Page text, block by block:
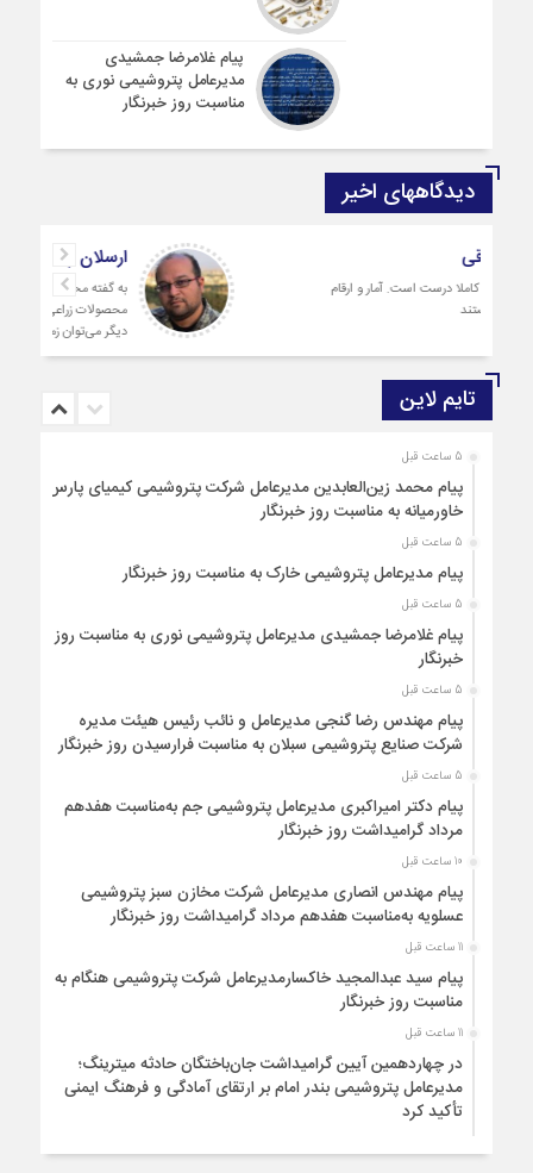
پیام غلامرضا جمشیدی
مدیرعامل پتروشیمی نوری به
مناسبت روز خبرنگار
دیدگاههای اخیر
بله دیدگاه شما کاملا درست است. آمار و ارقام
تایم لاین
5 ساعت قبل
پیام محمد زین‌العابدین مدیرعامل شرکت پتروشیمی کیمیای پارس
خاورمیانه به مناسبت روز خبرنگار
5 ساعت قبل
پیام مدیرعامل پتروشیمی خارک به مناسبت روز خبرنگار
5 ساعت قبل
پیام غلامرضا جمشیدی مدیرعامل پتروشیمی نوری به مناسبت روز
خبرنگار
5 ساعت قبل
پیام مهندس رضا گنجی مدیرعامل و نائب رئیس هیئت مدیره
شرکت صنایع پتروشیمی سبلان به مناسبت فرارسیدن روز خبرنگار
5 ساعت قبل
پیام دکتر امیراکبری مدیرعامل پتروشیمی جم به‌مناسبت هفدهم
مرداد گرامیداشت روز خبرنگار
10 ساعت قبل
پیام مهندس انصاری مدیرعامل شرکت مخازن سبز پتروشیمی
عسلویه به‌مناسبت هفدهم مرداد گرامیداشت روز خبرنگار
11 ساعت قبل
پیام سید عبدالمجید خاکسارمدیرعامل شرکت پتروشیمی هنگام به
مناسبت روز خبرنگار
11 ساعت قبل
در چهاردهمین آیین گرامیداشت جان‌باختگان حادثه میترینگ؛
مدیرعامل پتروشیمی بندر امام بر ارتقای آمادگی و فرهنگ ایمنی
تأکید کرد